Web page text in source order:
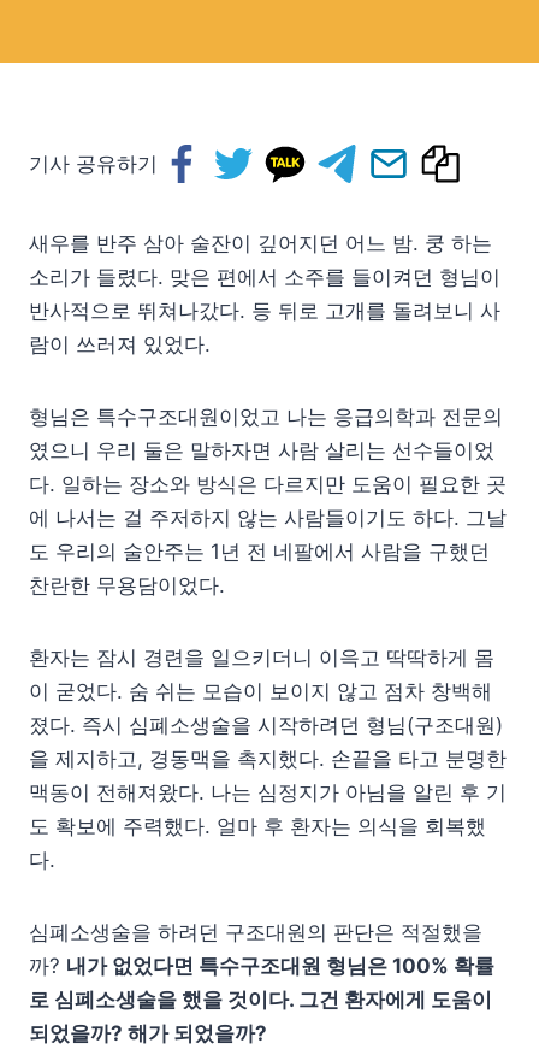
기사 공유하기
새우를 반주 삼아 술잔이 깊어지던 어느 밤. 쿵 하는
소리가 들렸다. 맞은 편에서 소주를 들이켜던 형님이
반사적으로 뛰쳐나갔다. 등 뒤로 고개를 돌려보니 사
람이 쓰러져 있었다.
형님은 특수구조대원이었고 나는 응급의학과 전문의
였으니 우리 둘은 말하자면 사람 살리는 선수들이었
다. 일하는 장소와 방식은 다르지만 도움이 필요한 곳
에 나서는 걸 주저하지 않는 사람들이기도 하다. 그날
도 우리의 술안주는 1년 전 네팔에서 사람을 구했던
찬란한 무용담이었다.
환자는 잠시 경련을 일으키더니 이윽고 딱딱하게 몸
이 굳었다. 숨 쉬는 모습이 보이지 않고 점차 창백해
졌다. 즉시 심폐소생술을 시작하려던 형님(구조대원)
을 제지하고, 경동맥을 촉지했다. 손끝을 타고 분명한
맥동이 전해져왔다. 나는 심정지가 아님을 알린 후 기
도 확보에 주력했다. 얼마 후 환자는 의식을 회복했
다.
심폐소생술을 하려던 구조대원의 판단은 적절했을
까? 내가 없었다면 특수구조대원 형님은 100% 확률
로 심폐소생술을 했을 것이다. 그건 환자에게 도움이
되었을까? 해가 되었을까?